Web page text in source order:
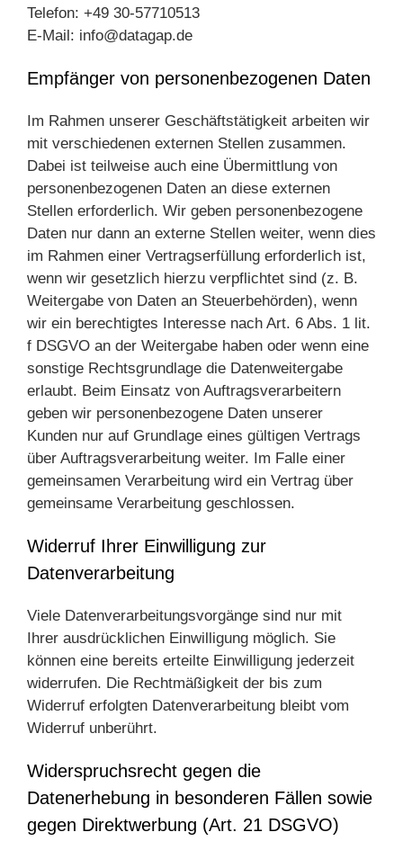
Telefon: +49 30-57710513
E-Mail: info@datagap.de
Empfänger von personenbezogenen Daten
Im Rahmen unserer Geschäftstätigkeit arbeiten wir
mit verschiedenen externen Stellen zusammen.
Dabei ist teilweise auch eine Übermittlung von
personenbezogenen Daten an diese externen
Stellen erforderlich. Wir geben personenbezogene
Daten nur dann an externe Stellen weiter, wenn dies
im Rahmen einer Vertragserfüllung erforderlich ist,
wenn wir gesetzlich hierzu verpflichtet sind (z. B.
Weitergabe von Daten an Steuerbehörden), wenn
wir ein berechtigtes Interesse nach Art. 6 Abs. 1 lit.
f DSGVO an der Weitergabe haben oder wenn eine
sonstige Rechtsgrundlage die Datenweitergabe
erlaubt. Beim Einsatz von Auftragsverarbeitern
geben wir personenbezogene Daten unserer
Kunden nur auf Grundlage eines gültigen Vertrags
über Auftragsverarbeitung weiter. Im Falle einer
gemeinsamen Verarbeitung wird ein Vertrag über
gemeinsame Verarbeitung geschlossen.
Widerruf Ihrer Einwilligung zur
Datenverarbeitung
Viele Datenverarbeitungsvorgänge sind nur mit
Ihrer ausdrücklichen Einwilligung möglich. Sie
können eine bereits erteilte Einwilligung jederzeit
widerrufen. Die Rechtmäßigkeit der bis zum
Widerruf erfolgten Datenverarbeitung bleibt vom
Widerruf unberührt.
Widerspruchsrecht gegen die
Datenerhebung in besonderen Fällen sowie
gegen Direktwerbung (Art. 21 DSGVO)